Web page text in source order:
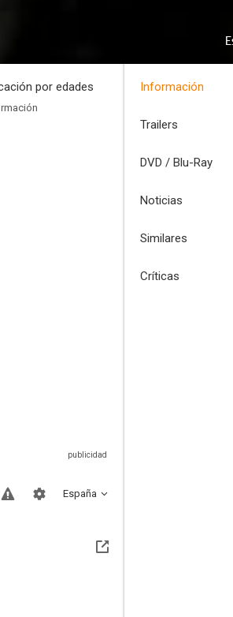
por edades
España
Información
Trailers
DVD / Blu-Ray
Noticias
Similares
Críticas